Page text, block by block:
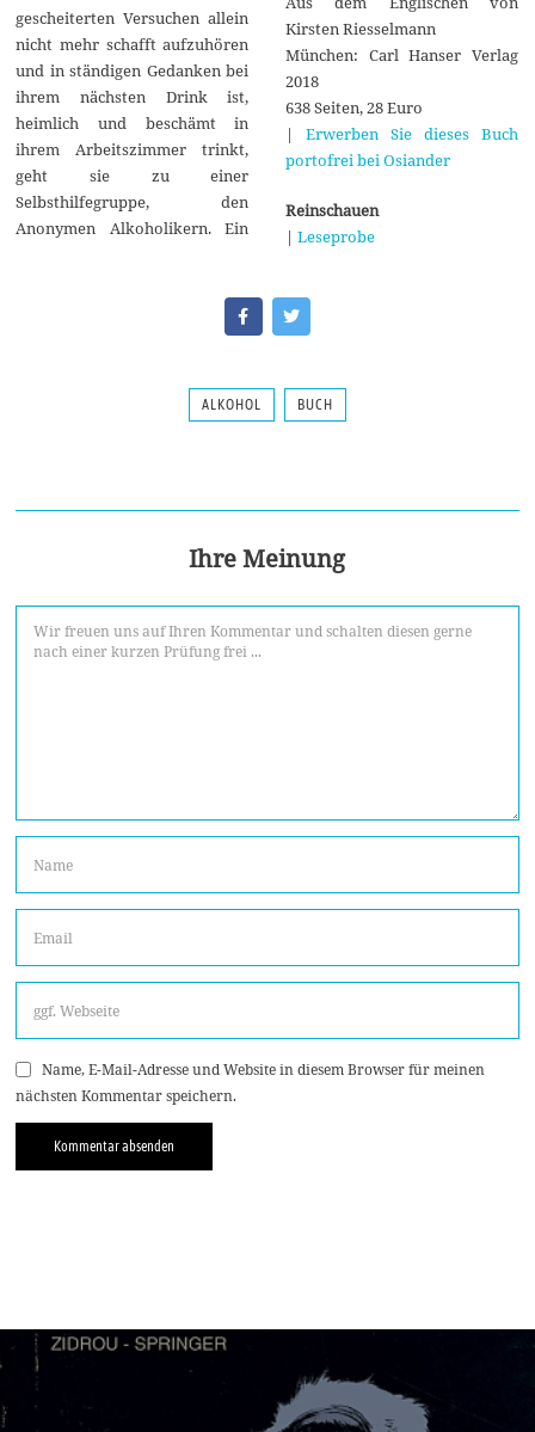
gescheiterten Versuchen allein
nicht mehr schafft aufzuhören
und in ständigen Gedanken bei
ihrem nächsten Drink ist,
heimlich und beschämt in
ihrem Arbeitszimmer trinkt,
geht sie zu einer
Selbsthilfegruppe, den
Anonymen Alkoholikern. Ein
Kirsten Riesselmann
München: Carl Hanser Verlag
2018
638 Seiten, 28 Euro
| Erwerben Sie dieses Buch
portofrei bei Osiander
Reinschauen
| Leseprobe
ALKOHOL BUCH
Ihre Meinung
Name, E-Mail-Adresse und Website in diesem Browser für meinen
nächsten Kommentar speichern.